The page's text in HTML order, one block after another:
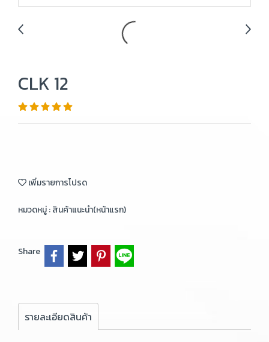
CLK 12
เพิ่มรายการโปรด
หมวดหมู่ :สินค้าแนะนำ(หน้าแรก)
Share
รายละเอียดสินค้า